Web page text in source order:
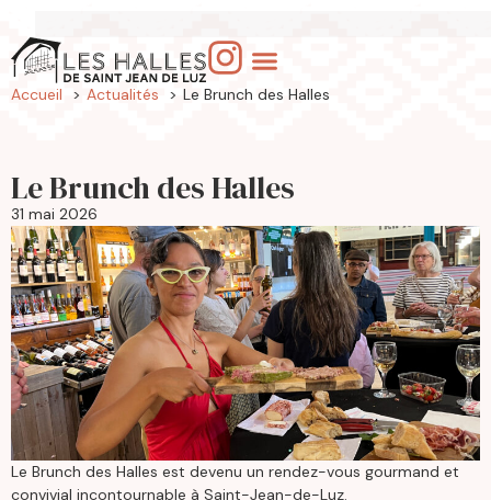
Accueil Actualités Le Brunch des Halles
Le Brunch des Halles
31 mai 2026
Le Brunch des Halles est devenu un rendez-vous gourmand et
convivial incontournable à Saint-Jean-de-Luz.